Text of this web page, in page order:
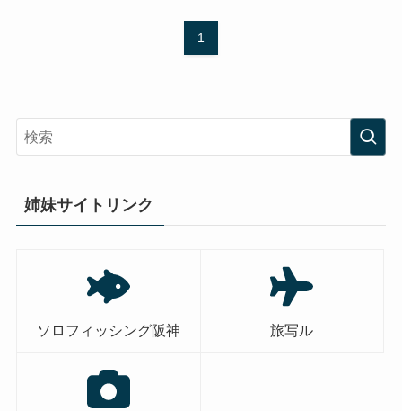
1
姉妹サイトリンク
ソロフィッシング阪神 旅写ル